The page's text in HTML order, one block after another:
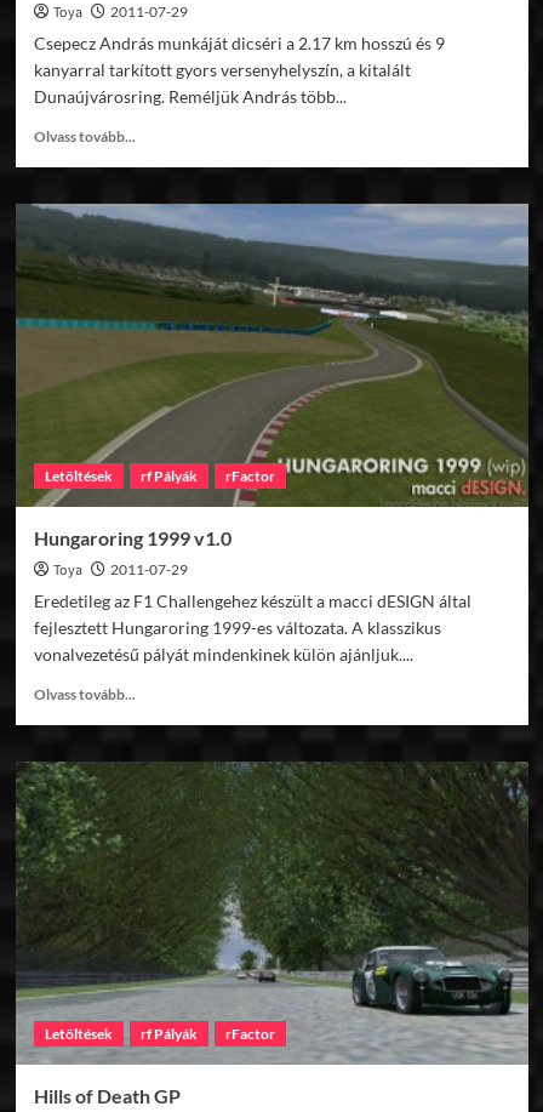
Toya 2011-07-29
Csepecz András munkáját dicséri a 2.17 km hosszú és 9
kanyarral tarkított gyors versenyhelyszín, a kitalált
Dunaújvárosring. Reméljük András több...
Olvass tovább...
Dunaújvárosring
v1.5
Letöltések rf Pályák rFactor
Hungaroring 1999 v1.0
Toya 2011-07-29
Eredetileg az F1 Challengehez készült a macci dESIGN által
fejlesztett Hungaroring 1999-es változata. A klasszikus
vonalvezetésű pályát mindenkinek külön ajánljuk....
Olvass tovább...
Hungaroring
v1.0
Letöltések rf Pályák rFactor
Hills of Death GP